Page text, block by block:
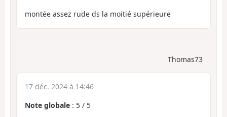
montée assez rude ds la moitié supérieure
Thomas73
17 déc. 2024 à 14:46
Note globale : 5 / 5